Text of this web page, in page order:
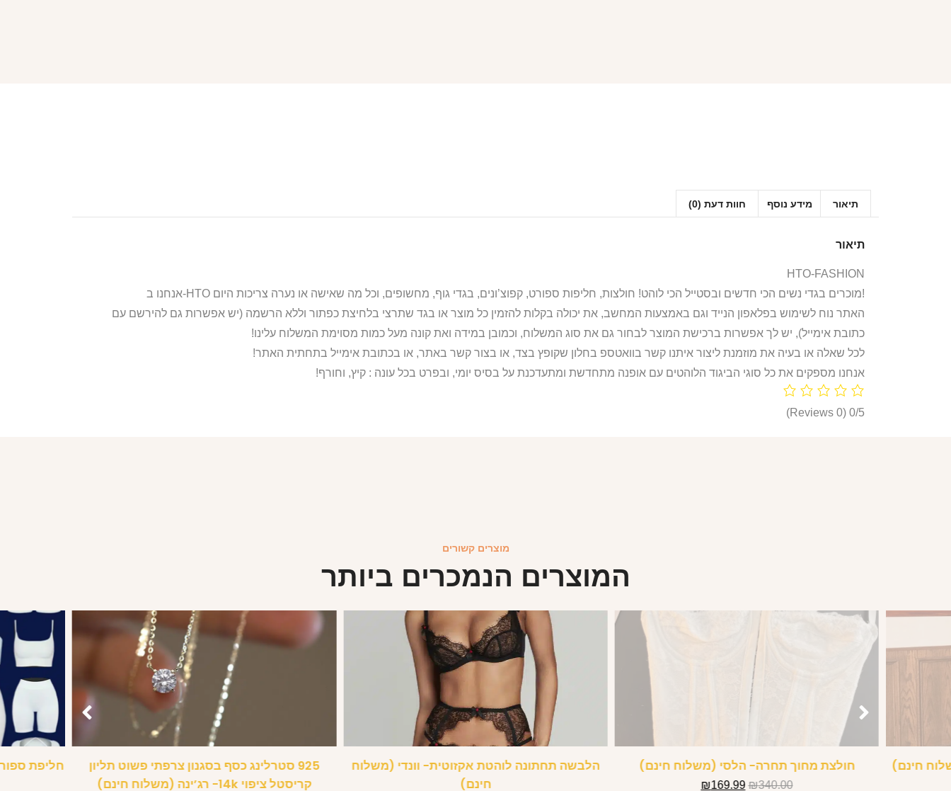
תיאור מידע נוסף חוות דעת (0)
תיאור
HTO-FASHION
אנחנו ב-HTO מוכרים בגדי נשים הכי חדשים ובסטייל הכי לוהט! חולצות, חליפות ספורט, קפוצ’ונים, בגדי גוף, מחשופים, וכל מה שאישה או נערה צריכות היום!
האתר נוח לשימוש בפלאפון הנייד וגם באמצעות המחשב, את יכולה בקלות להזמין כל מוצר או בגד שתרצי בלחיצת כפתור וללא הרשמה (יש אפשרות גם להירשם עם
כתובת אימייל), יש לך אפשרות ברכישת המוצר לבחור גם את סוג המשלוח, וכמובן במידה ואת קונה מעל כמות מסוימת המשלוח עלינו!
לכל שאלה או בעיה את מוזמנת ליצור איתנו קשר בוואטספ בחלון שקופץ בצד, או בצור קשר באתר, או בכתובת אימייל בתחתית האתר!
אנחנו מספקים את כל סוגי הביגוד הלוהטים עם אופנה מתחדשת ומתעדכנת על בסיס יומי, ובפרט בכל עונה : קיץ, וחורף!
0/5
(0 Reviews)
מוצרים קשורים
המוצרים הנמכרים ביותר
חינם) חולצת מחוך תחרה- הלסי (משלוח חינם)
₪340.00
₪169.99
הלבשה תחתונה לוהטת אקזוטית- וונדי (משלוח
חינם)
925 סטרלינג כסף בסגנון צרפתי פשוט תליון
קריסטל ציפוי 14k- רג’ינה (משלוח חינם)
חליפת